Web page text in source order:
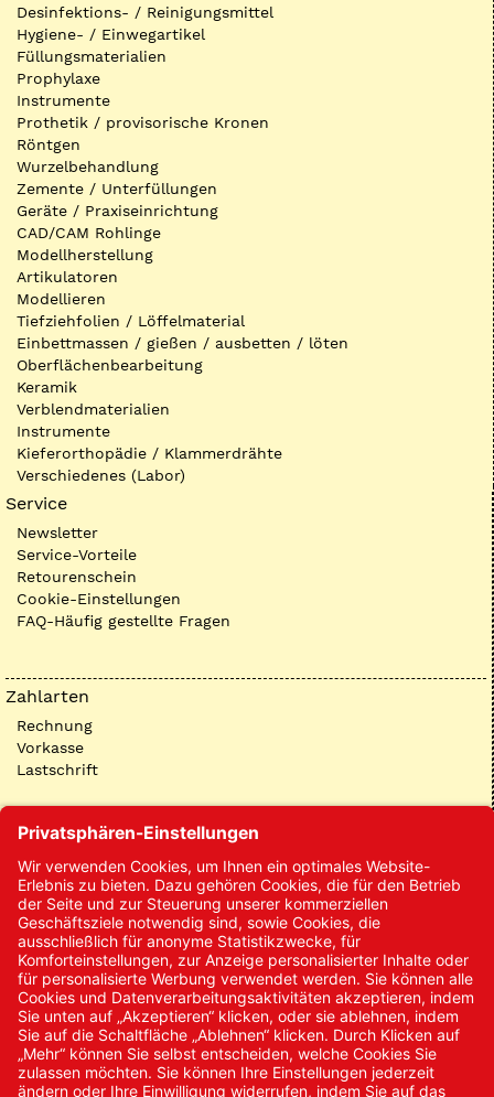
Desinfektions- / Reinigungsmittel
Hygiene- / Einwegartikel
Füllungsmaterialien
Prophylaxe
Instrumente
Prothetik / provisorische Kronen
Röntgen
Wurzelbehandlung
Zemente / Unterfüllungen
Geräte / Praxiseinrichtung
CAD/CAM Rohlinge
Modellherstellung
Artikulatoren
Modellieren
Tiefziehfolien / Löffelmaterial
Einbettmassen / gießen / ausbetten / löten
Oberflächenbearbeitung
Keramik
Verblendmaterialien
Instrumente
Kieferorthopädie / Klammerdrähte
Verschiedenes (Labor)
Service
Newsletter
Service-Vorteile
Retourenschein
Cookie-Einstellungen
FAQ-Häufig gestellte Fragen
Zahlarten
Rechnung
Vorkasse
Lastschrift
Kontakt
Kontakt/Anfrage
Neukundenanmeldung
Kennwort vergessen
Bestellungen